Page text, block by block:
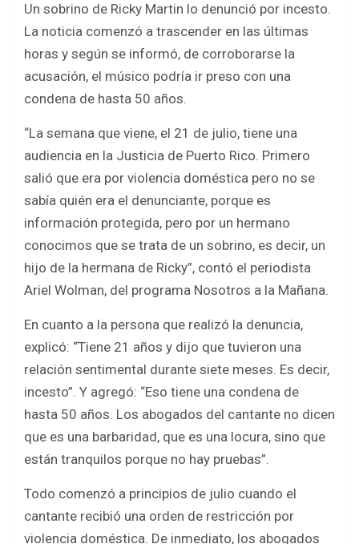
ce
b
o
o
tt
er
at
s
A
p
ar
e
Un sobrino de Ricky Martin lo denunció por incesto.
La noticia comenzó a trascender en las últimas
horas y según se informó, de corroborarse la
acusación, el músico podría ir preso con una
condena de hasta 50 años.
“La semana que viene, el 21 de julio, tiene una
audiencia en la Justicia de Puerto Rico. Primero
salió que era por violencia doméstica pero no se
sabía quién era el denunciante, porque es
información protegida, pero por un hermano
conocimos que se trata de un sobrino, es decir, un
hijo de la hermana de Ricky”, contó el periodista
Ariel Wolman, del programa Nosotros a la Mañana.
En cuanto a la persona que realizó la denuncia,
explicó: “Tiene 21 años y dijo que tuvieron una
relación sentimental durante siete meses. Es decir,
incesto”. Y agregó: “Eso tiene una condena de
hasta 50 años. Los abogados del cantante no dicen
que es una barbaridad, que es una locura, sino que
están tranquilos porque no hay pruebas”.
Todo comenzó a principios de julio cuando el
cantante recibió una orden de restricción por
violencia doméstica. De inmediato, los abogados